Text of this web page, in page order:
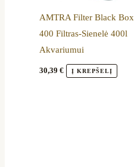
AMTRA Filter Black Box
400 Filtras-Sienelė 400l
Akvariumui
30,39€ Į KREPŠELĮ